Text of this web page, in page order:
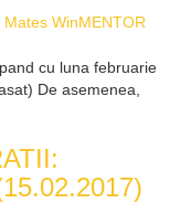
Mates WinMENTOR
cu luna februarie
De asemenea,